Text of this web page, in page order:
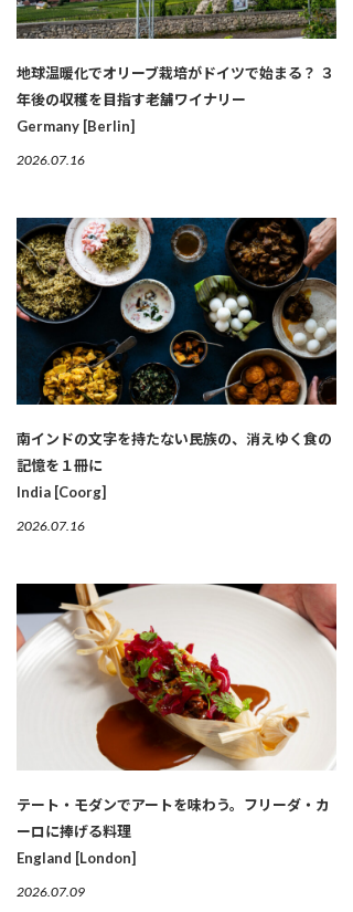
地球温暖化でオリーブ栽培がドイツで始まる？ ３
年後の収穫を目指す老舗ワイナリー
Germany [Berlin]
2026.07.16
南インドの文字を持たない民族の、消えゆく食の
記憶を１冊に
India [Coorg]
2026.07.16
テート・モダンでアートを味わう。フリーダ・カ
ーロに捧げる料理
England [London]
2026.07.09